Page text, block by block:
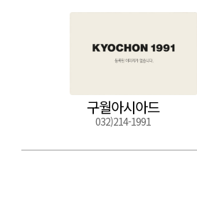
구월아시아드
032)214-1991